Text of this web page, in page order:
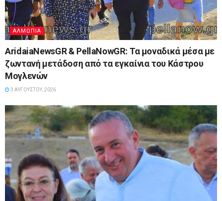
ΑΛΜΩΠΊΑ
AridaiaNewsGR & PellaNowGR: Τα μοναδικά μέσα με
ζωντανή μετάδοση από τα εγκαίνια του Κάστρου
Μογλενών
3 ΑΥΓΟΎΣΤΟΥ, 2026